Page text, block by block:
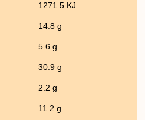
1271.5 KJ
14.8 g
5.6 g
30.9 g
2.2 g
11.2 g